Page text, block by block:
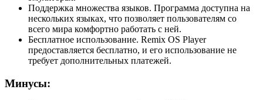
Поддержка множества языков. Программа доступна на
нескольких языках, что позволяет пользователям со
всего мира комфортно работать с ней.
Бесплатное использование. Remix OS Player
предоставляется бесплатно, и его использование не
требует дополнительных платежей.
Минусы: